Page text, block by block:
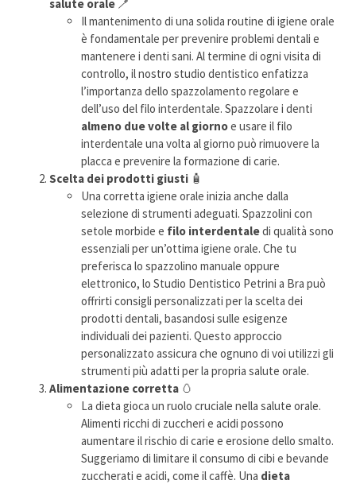
salute orale 🪥
Il mantenimento di una solida routine di igiene orale
è fondamentale per prevenire problemi dentali e
mantenere i denti sani. Al termine di ogni visita di
controllo, il nostro studio dentistico enfatizza
l’importanza dello spazzolamento regolare e
dell’uso del filo interdentale. Spazzolare i denti
almeno due volte al giornoe usare il filo
interdentale una volta al giorno può rimuovere la
placca e prevenire la formazione di carie.
Scelta dei prodotti giusti 🧴
Una corretta igiene orale inizia anche dalla
selezione di strumenti adeguati. Spazzolini con
setole morbide e filo interdentaledi qualità sono
essenziali per un’ottima igiene orale. Che tu
preferisca lo spazzolino manuale oppure
elettronico, lo Studio Dentistico Petrini a Bra può
offrirti consigli personalizzati per la scelta dei
prodotti dentali, basandosi sulle esigenze
individuali dei pazienti. Questo approccio
personalizzato assicura che ognuno di voi utilizzi gli
strumenti più adatti per la propria salute orale.
Alimentazione corretta 🥚
La dieta gioca un ruolo cruciale nella salute orale.
Alimenti ricchi di zuccheri e acidi possono
aumentare il rischio di carie e erosione dello smalto.
Suggeriamo di limitare il consumo di cibi e bevande
zuccherati e acidi, come il caffè. Una dieta